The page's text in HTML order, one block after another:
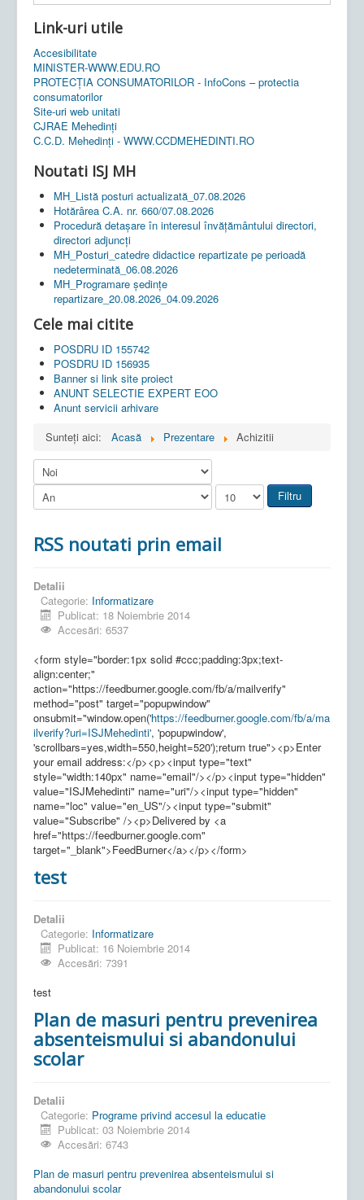
Link-uri utile
Accesibilitate
MINISTER-WWW.EDU.RO
PROTECȚIA CONSUMATORILOR - InfoCons – protectia
consumatorilor
Site-uri web unitati
CJRAE Mehedinți
C.C.D. Mehedinţi - WWW.CCDMEHEDINTI.RO
Noutati ISJ MH
MH_Listă posturi actualizată_07.08.2026
Hotărârea C.A. nr. 660/07.08.2026
Procedură detașare în interesul învățământului directori,
directori adjuncți
MH_Posturi_catedre didactice repartizate pe perioadă
nedeterminată_06.08.2026
MH_Programare ședințe
repartizare_20.08.2026_04.09.2026
Cele mai citite
POSDRU ID 155742
POSDRU ID 156935
Banner si link site proiect
ANUNT SELECTIE EXPERT EOO
Anunt servicii arhivare
Sunteți aici:
Acasă Prezentare Achizitii
Filtru
RSS noutati prin email
Detalii
Categorie: Informatizare
Publicat: 18 Noiembrie 2014
Accesări: 6537
<form style="border:1px solid #ccc;padding:3px;text-
align:center;"
action="https://feedburner.google.com/fb/a/mailverify"
method="post" target="popupwindow"
onsubmit="window.open('https://feedburner.google.com/fb/a/ma
ilverify?uri=ISJMehedinti', 'popupwindow',
'scrollbars=yes,width=550,height=520');return true"><p>Enter
your email address:</p><p><input type="text"
style="width:140px" name="email"/></p><input type="hidden"
value="ISJMehedinti" name="uri"/><input type="hidden"
name="loc" value="en_US"/><input type="submit"
value="Subscribe" /><p>Delivered by <a
href="https://feedburner.google.com"
target="_blank">FeedBurner</a></p></form>
test
Detalii
Categorie: Informatizare
Publicat: 16 Noiembrie 2014
Accesări: 7391
test
Plan de masuri pentru prevenirea
absenteismului si abandonului
scolar
Detalii
Categorie: Programe privind accesul la educatie
Publicat: 03 Noiembrie 2014
Accesări: 6743
Plan de masuri pentru prevenirea absenteismului si
abandonului scolar